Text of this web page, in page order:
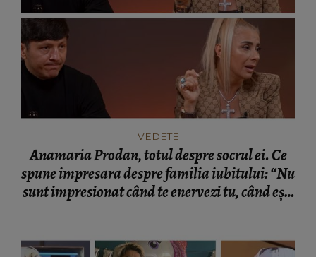
VEDETE
Anamaria Prodan, totul despre socrul ei. Ce
spune impresara despre familia iubitului: “Nu
sunt impresionat când te enervezi tu, când ești